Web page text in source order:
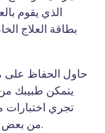
الذي يقوم
بطاقة العلاج
حاول الحفاظ على
يتمكن طبيبك
تجري اختبارات
من بعض الآثار الجانبية غير المرغوب فيها للعلاج.